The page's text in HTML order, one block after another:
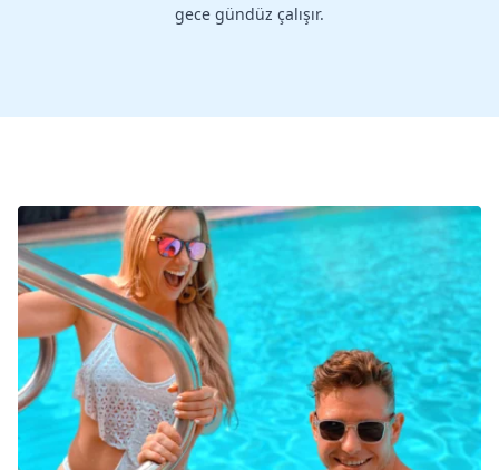
gece gündüz çalışır.